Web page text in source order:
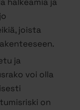
joista
ja
voi olla
on